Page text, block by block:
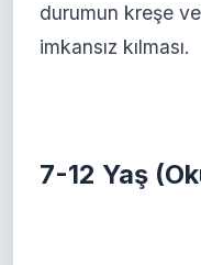
durumun kreşe
imkansız kılması.
7-12 Yaş